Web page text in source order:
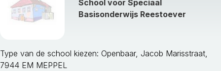
School voor Speciaal
Basisonderwijs Reestoever
Type van de school kiezen: Openbaar, Jacob Marisstraat,
7944 EM MEPPEL